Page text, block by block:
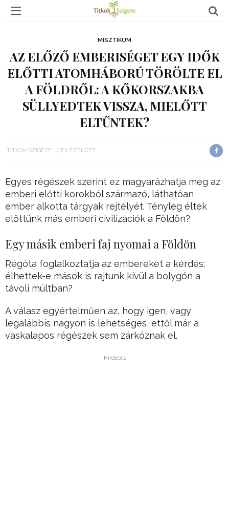
MISZTIKUM
AZ ELŐZŐ EMBERISÉGET EGY IDŐK
ELŐTTI ATOMHÁBORÚ TÖRÖLTE EL
A FÖLDRŐL: A KŐKORSZAKBA
SÜLLYEDTEK VISSZA, MIELŐTT
ELTŰNTEK?
TITKOK SZIGETE 7 ÉV EZELŐTT
Egyes régészek szerint ez magyarázhatja meg az
emberi előtti korokból származó, láthatóan
ember alkotta tárgyak rejtélyét. Tényleg éltek
előttünk más emberi civilizációk a Földön?
Egy másik emberi faj nyomai a Földön
Régóta foglalkoztatja az embereket a kérdés:
élhettek-e mások is rajtunk kívül a bolygón a
távoli múltban?
A válasz egyértelműen az, hogy igen, vagy
legalábbis nagyon is lehetséges, ettől már a
vaskalapos régészek sem zárkóznak el.
Hirdetés